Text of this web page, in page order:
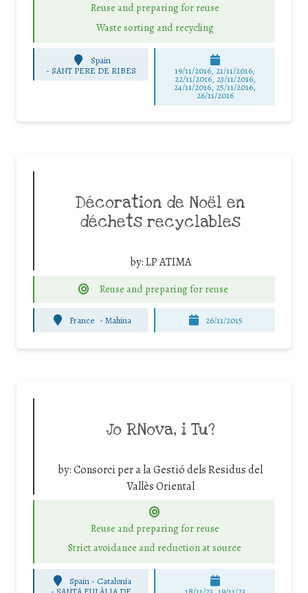
Reuse and preparing for reuse
Waste sorting and recycling
Spain
-SANT PERE DE RIBES 19/11/2016, 21/11/2016,
22/11/2016, 23/11/2016,
24/11/2016, 25/11/2016,
26/11/2016
Décoration de Noël en
déchets recyclables
by:LP ATIMA
Reuse and preparing for reuse
France -Mahina 26/11/2015
Jo RNova, i Tu?
by:Consorci per a la Gestió dels Residus del
Vallès Oriental
Reuse and preparing for reuse
Strict avoidance and reduction at source
Spain - Catalonia